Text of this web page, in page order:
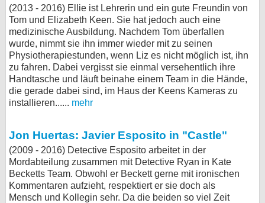
(2013 - 2016) Ellie ist Lehrerin und ein gute Freundin von
Tom und Elizabeth Keen. Sie hat jedoch auch eine
medizinische Ausbildung. Nachdem Tom überfallen
wurde, nimmt sie ihn immer wieder mit zu seinen
Physiotherapiestunden, wenn Liz es nicht möglich ist, ihn
zu fahren. Dabei vergisst sie einmal versehentlich ihre
Handtasche und läuft beinahe einem Team in die Hände,
die gerade dabei sind, im Haus der Keens Kameras zu
installieren...... mehr
Jon Huertas: Javier Esposito in "Castle"
(2009 - 2016) Detective Esposito arbeitet in der
Mordabteilung zusammen mit Detective Ryan in Kate
Becketts Team. Obwohl er Beckett gerne mit ironischen
Kommentaren aufzieht, respektiert er sie doch als
Mensch und Kollegin sehr. Da die beiden so viel Zeit
Desktop-Ansicht
myFanbase